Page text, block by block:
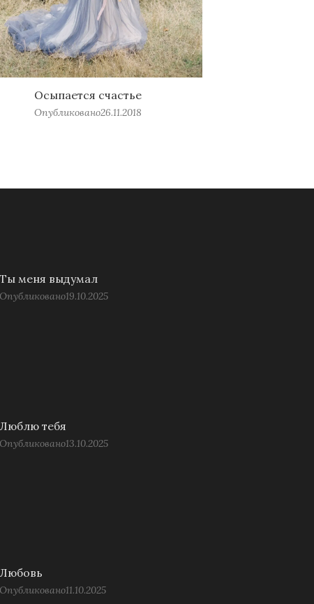
Осыпается счастье
Опубликовано26.11.2018
Ты меня выдумал
Опубликовано19.10.2025
Люблю тебя
Опубликовано13.10.2025
Любовь
Опубликовано11.10.2025